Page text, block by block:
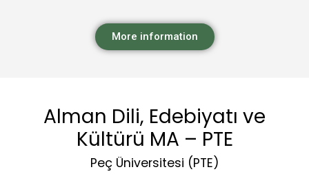
More information
Alman Dili, Edebiyatı ve
Kültürü MA – PTE
Peç Üniversitesi (PTE)